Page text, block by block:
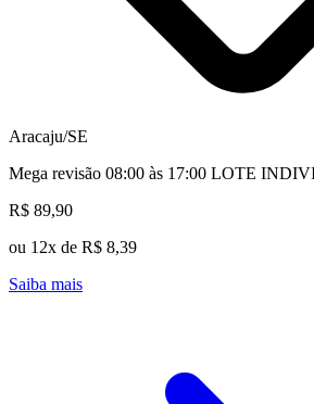
Aracaju/SE
Mega revisão 08:00 às 17:00 LOTE
R$ 89,90
ou 12x de R$ 8,39
Saiba mais